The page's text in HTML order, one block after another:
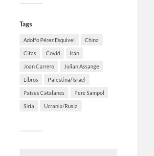
Tags
Adolfo Pérez Esquivel China
Citas Covid Irán
Joan Carrero Julian Assange
Libros Palestina/Israel
Países Catalanes Pere Sampol
Siria Ucrania/Rusia